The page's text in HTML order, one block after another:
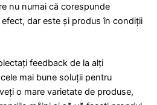
nu numai că corespunde
dar este și produs în condiții
feedback de la alți
mai bune soluții pentru
o mare varietate de produse,